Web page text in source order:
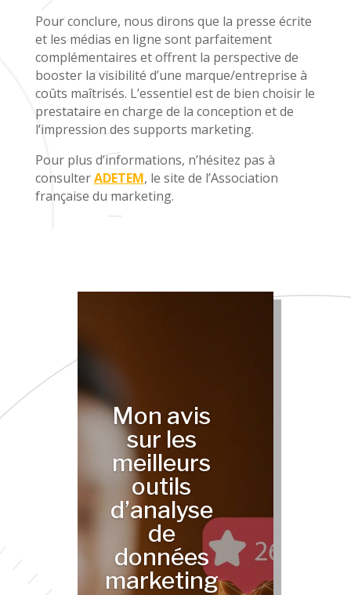
Pour conclure, nous dirons que la presse écrite
et les médias en ligne sont parfaitement
complémentaires et offrent la perspective de
booster la visibilité d’une marque/entreprise à
coûts maîtrisés. L’essentiel est de bien choisir le
prestataire en charge de la conception et de
l’impression des supports marketing.
Pour plus d’informations, n’hésitez pas à
consulterADETEM, le site de l’Association
française du marketing.
Mon avis
sur les
meilleurs
outils
d’analyse
de
données
marketing